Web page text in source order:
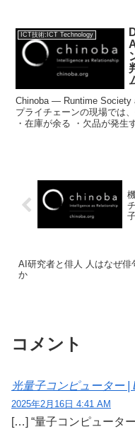
ICT技術:ICT Technology
Chinoba — Runtime Society
プライチェーンの現場では
・在庫が余る ・欠品が発生
AI研究者と俳人 人はなぜ俳
か
コメント
光量子コンピューター |
2025年2月16日 4:41 AM
[…] “量子コンピュータ